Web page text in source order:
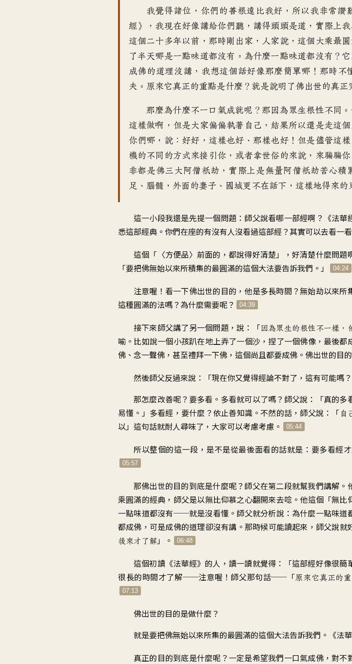
我覺得諸位 ， 你們的善根遠比我好 ， 所以我非常讚
經 》， 我現在好像講給你們聽 ， 講得頭頭是道 ， 實際上
這個二十多年以前 ， 那時剛出家 ， 人家說，這個大乘最
了半天哪是一點味道都沒有 。 為什麼一點味道都沒有 ？
成佛的道理沒講 ， 我想這個話好像那麼簡單哪 ！ 那時不
夫 。 原來它真正的重點是什麼 ？ 就是說明了佛出世的真正
那麼為什麼不一口氣成就呢 ？ 那因為眾生根性不同 。
這樣做啊 ， 但是大家偏偏執著自己 ， 結果所以還是走這
你們哪 ， 說：好好 ， 這樣也好、那樣也好！ 但是儘管這樣
機的不同的方式 來接引你 ， 或者拿世俗的來說 ， 來騙騙
非都是佛 三大阿僧祇劫 ， 實際上是無量阿僧祇劫 苦心積
足、腦髓 ， 外面的妻子、國城更不在話下 ， 這樣地得來的
這一小段我還是先提一個問題 ： 師父說看哪一部經啊 ？《法華
悉這部經典 。 你們在座的有沒有人沒看過這部經 ？其實可以去看一看
這個「〈方便品〉前面的 ， 都說得好清楚 」， 好清楚什麼問題
「要把佛無始以來所積集的最圓滿的這個大法要告訴我們 。」 04:24
注意喔 ！ 看一下佛出世的目的 ，他是多長時間 ？無始劫以來所
這種圓滿的法嗎？ 為什麼需要呢？ 04:39
接下來師父講了另一個問題，說 ：「因為眾生的根性不一樣 ，
喻 。 比如說一個小孩趴在地上弄了一個沙 ，捏了一個佛像， 最後都
佛 、 念一聲佛 ， 甚至禮拜一下佛 ， 這個尚且都要成佛 。 佛出世的目
然後師父反過來說 ：「現在你又覺得經論不對了 ， 這有可能嗎
那怎麼改善呢？要多看 。 多看就可以了嗎？ 師父說 ：「真的多
易懂 。」 多看經 ， 要什麼 ？ 依止善知識 。 不然的話 ， 師父說 ：「 自
以 」 這句話就耐人尋味了 ， 大家可以考慮考慮 。 05:44
所以整個的這一段 ， 是不是從最後面看的話就是 ： 要多看經
05:57
那佛出世的目的到底是什麼呢？ 師父在第二段就幫我們講解 。
乘圓滿的經典 ， 師父是以無比仰慕之心翻開來去唸 。他這個「無比
一點味道都沒有──就是沒看懂 。 師父就分析說 ： 為什麼一點味道
都成佛 ， 可是成佛的道理卻沒有講 。 那時候可能讀起來 ， 師父說就
後來才了解 」。 06:48
這個初讀《法華經》的人 ， 讀一讀就覺得 ：「這部經好像很簡
很長的時間才了解──注意喔！師父那句話──「原來它真正的
07:13
佛出世的目的是做什麼 ？
就是要把佛無始以來所集的最圓滿的這個大法告訴我們 。《法
真正的目的到底是什麼呢 ？ 一定是希望我們一口氣成佛，對不